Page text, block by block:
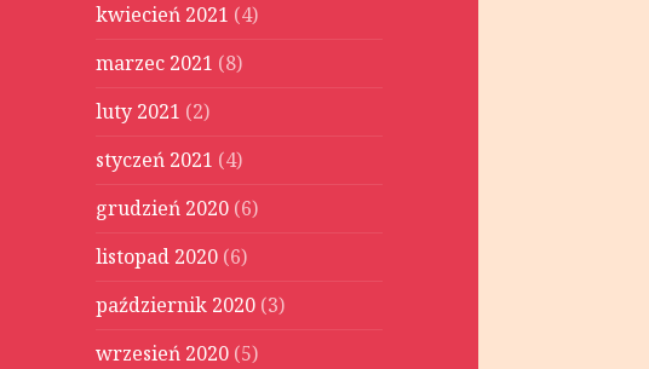
kwiecień 2021 (4)
marzec 2021 (8)
luty 2021 (2)
styczeń 2021 (4)
grudzień 2020 (6)
listopad 2020 (6)
październik 2020 (3)
wrzesień 2020 (5)